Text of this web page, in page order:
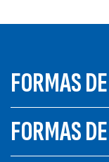
FORMAS
FORMAS